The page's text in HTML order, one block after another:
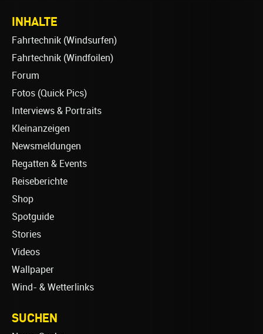
INHALTE
Fahrtechnik (Windsurfen)
Fahrtechnik (Windfoilen)
Forum
Fotos (Quick Pics)
Interviews & Portraits
Kleinanzeigen
Newsmeldungen
Regatten & Events
Reiseberichte
Shop
Spotguide
Stories
Videos
Wallpaper
Wind- & Wetterlinks
SUCHEN